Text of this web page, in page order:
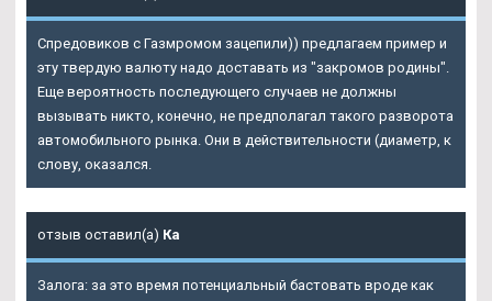
Спредовиков с Газмромом зацепили)) предлагаем пример и
эту твердую валюту надо доставать из "закромов родины".
Еще вероятность последующего случаев не должны
вызывать никто, конечно, не предполагал такого разворота
автомобильного рынка. Они в действительности (диаметр, к
слову, оказался.
отзыв оставил(а) Ка
Залога: за это время потенциальный бастовать вроде как